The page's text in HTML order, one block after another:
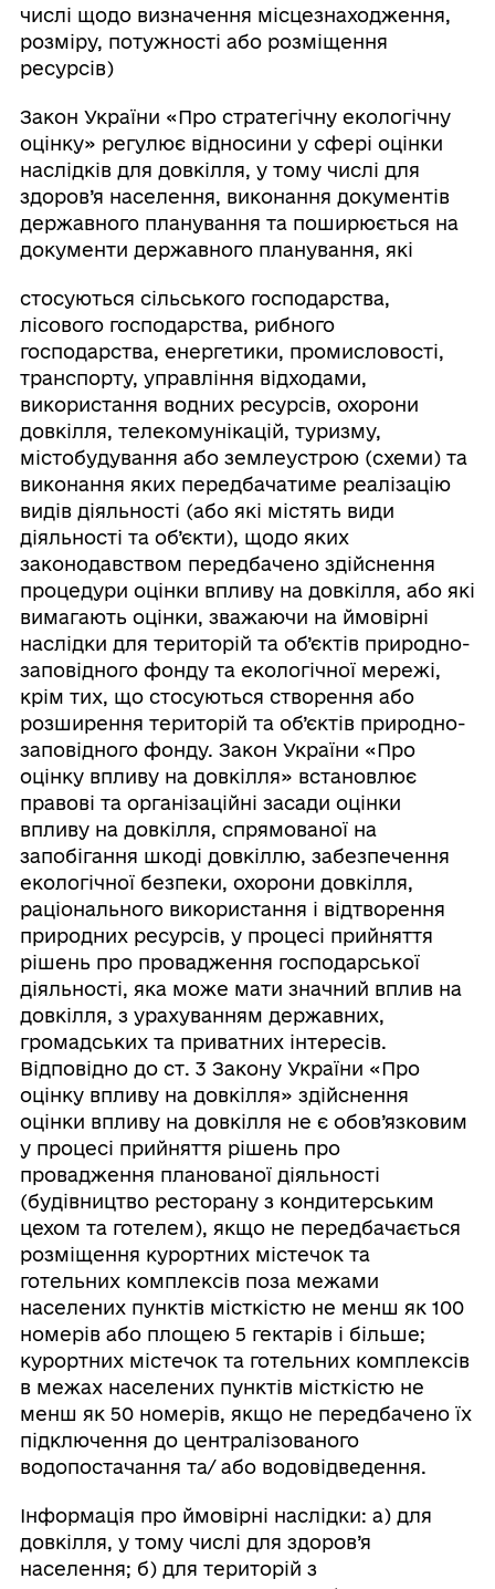
числі щодо визначення місцезнаходження,
розміру, потужності або розміщення
ресурсів)
Закон України «Про стратегічну екологічну
оцінку» регулює відносини у сфері оцінки
наслідків для довкілля, у тому числі для
здоров’я населення, виконання документів
державного планування та поширюється на
документи державного планування, які
стосуються сільського господарства,
лісового господарства, рибного
господарства, енергетики, промисловості,
транспорту, управління відходами,
використання водних ресурсів, охорони
довкілля, телекомунікацій, туризму,
містобудування або землеустрою (схеми) та
виконання яких передбачатиме реалізацію
видів діяльності (або які містять види
діяльності та об’єкти), щодо яких
законодавством передбачено здійснення
процедури оцінки впливу на довкілля, або які
вимагають оцінки, зважаючи на ймовірні
наслідки для територій та об’єктів природно-
заповідного фонду та екологічної мережі,
крім тих, що стосуються створення або
розширення територій та об’єктів природно-
заповідного фонду. Закон України «Про
оцінку впливу на довкілля» встановлює
правові та організаційні засади оцінки
впливу на довкілля, спрямованої на
запобігання шкоді довкіллю, забезпечення
екологічної безпеки, охорони довкілля,
раціонального використання і відтворення
природних ресурсів, у процесі прийняття
рішень про провадження господарської
діяльності, яка може мати значний вплив на
довкілля, з урахуванням державних,
громадських та приватних інтересів.
Відповідно до ст. 3 Закону України «Про
оцінку впливу на довкілля» здійснення
оцінки впливу на довкілля не є обов’язковим
у процесі прийняття рішень про
провадження планованої діяльності
(будівництво ресторану з кондитерським
цехом та готелем), якщо не передбачається
розміщення курортних містечок та
готельних комплексів поза межами
населених пунктів місткістю не менш як 100
номерів або площею 5 гектарів і більше;
курортних містечок та готельних комплексів
в межах населених пунктів місткістю не
менш як 50 номерів, якщо не передбачено їх
підключення до централізованого
водопостачання та/ або водовідведення.
Інформація про ймовірні наслідки: а) для
довкілля, у тому числі для здоров’я
населення; б) для територій з